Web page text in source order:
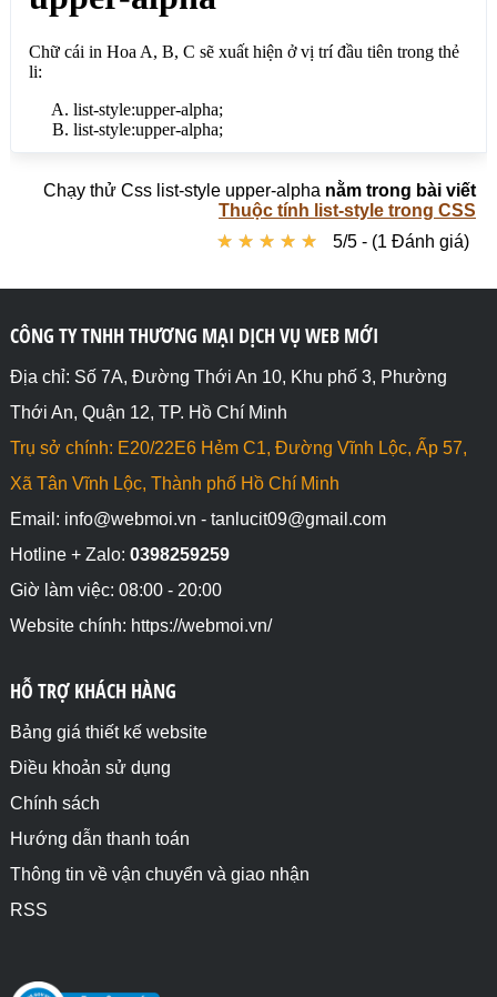
Chạy thử Css list-style upper-alpha nằm trong bài viết
Thuộc tính list-style trong CSS
★ ★ ★ ★ ★
★ ★ ★ ★ ★ 5/5 - (1 Đánh giá)
CÔNG TY TNHH THƯƠNG MẠI DỊCH VỤ WEB MỚI
Địa chỉ: Số 7A, Đường Thới An 10, Khu phố 3, Phường
Thới An, Quận 12, TP. Hồ Chí Minh
Trụ sở chính: E20/22E6 Hẻm C1, Đường Vĩnh Lộc, Ấp 57,
Xã Tân Vĩnh Lộc, Thành phố Hồ Chí Minh
Email: info@webmoi.vn - tanlucit09@gmail.com
Hotline + Zalo: 0398259259
Giờ làm việc: 08:00 - 20:00
Website chính: https://webmoi.vn/
HỖ TRỢ KHÁCH HÀNG
Bảng giá thiết kế website
Điều khoản sử dụng
Chính sách
Hướng dẫn thanh toán
Thông tin về vận chuyển và giao nhận
RSS